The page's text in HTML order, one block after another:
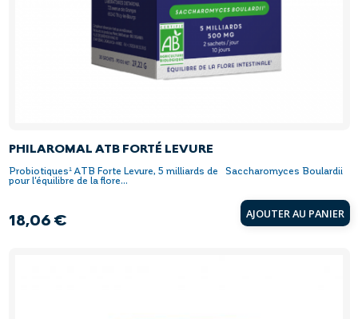
PHILAROMAL ATB FORTÉ LEVURE
Probiotiques¹ ATB Forte Levure, 5 milliards de Saccharomyces Boulardii
pour l'équilibre de la flore...
Prix
18,06 € AJOUTER AU PANIER